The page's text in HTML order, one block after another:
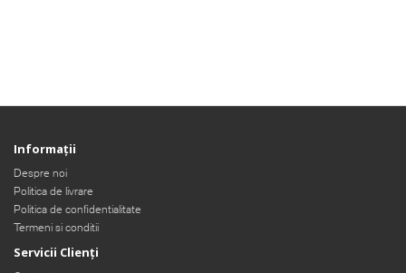
Informaţii
Despre noi
Politica de livrare
Politica de confidentialitate
Termeni si conditii
Servicii Clienţi